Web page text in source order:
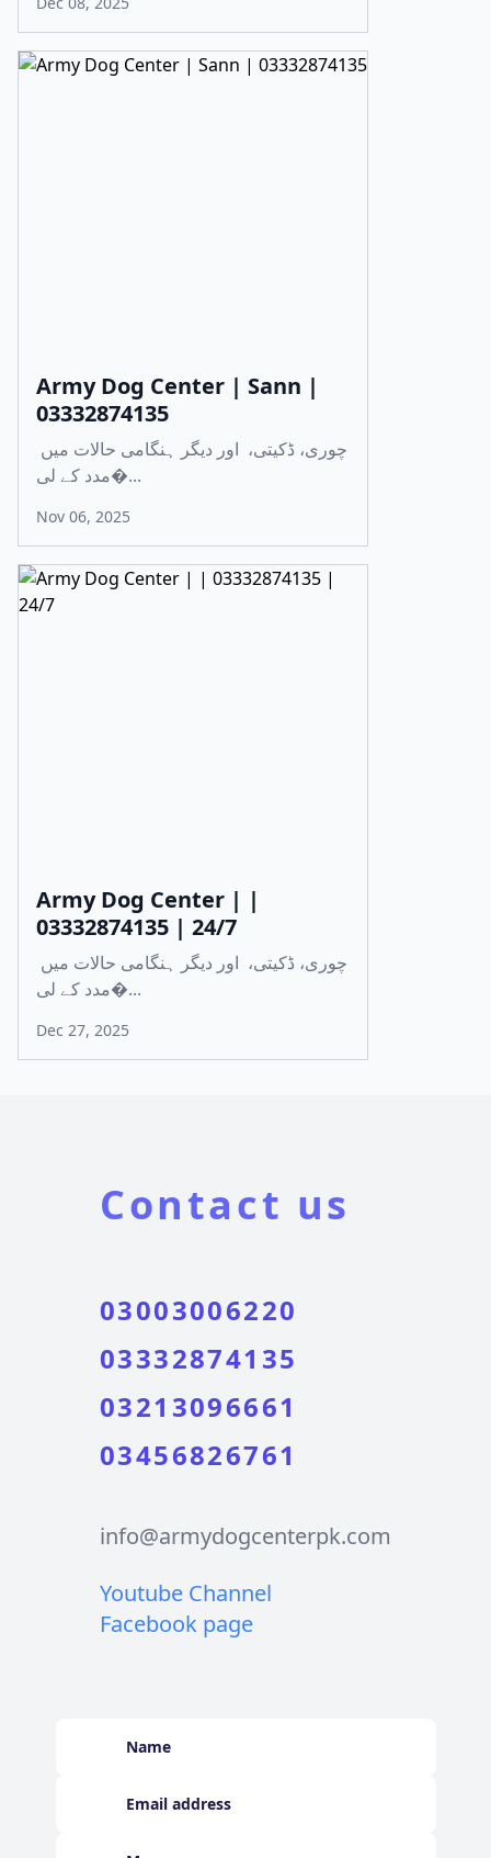
Army Dog Center | Sann |
03332874135
مدد کے لی�...
Nov 06, 2025
Army Dog Center | |
03332874135 | 24/7
مدد کے لی�...
Dec 27, 2025
Contact us
03003006220
03332874135
03213096661
03456826761
info@armydogcenterpk.com
Youtube Channel
Facebook page